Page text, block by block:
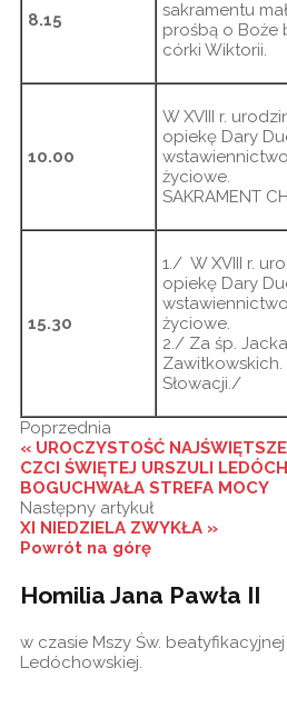
8.15
sakramentu
prośbą o Boże
córki Wiktorii.
10.00
W XVIII r.
opiekę Dary
życiowe.
SAKRAMENT
15.30
1./ W XVIII r.
opiekę Dary
życiowe.
2./ Za śp.
Słowacji./
Poprzednia
« UROCZYSTOŚĆ
CZCI ŚWIĘTEJ URSZULI
BOGUCHWAŁA STREFA MOCY
Następny artykuł
XI NIEDZIELA ZWYKŁA »
Powrót na górę
Homilia Jana Pawła II
w czasie Mszy Św.
Ledóchowskiej.